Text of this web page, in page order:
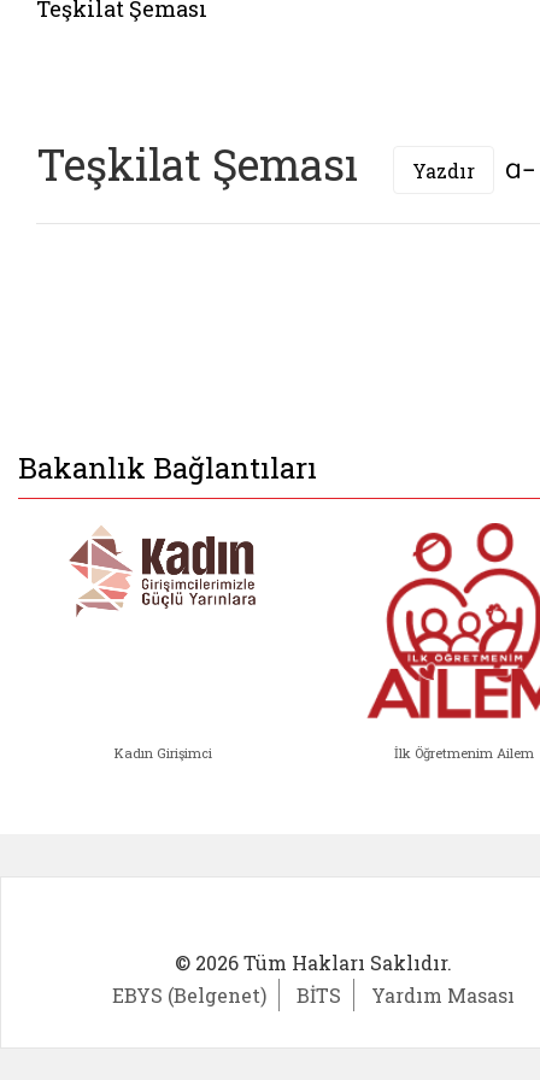
Teşkilat Şeması
Teşkilat Şeması Yazdır
Bakanlık Bağlantıları
Kadın Girişimci İlk Öğretmenim Ailem
© 2026 Tüm Hakları Saklıdır.
EBYS (Belgenet)
BİTS Yardım Masası